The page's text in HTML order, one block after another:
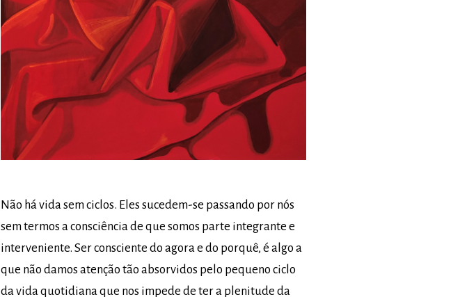
Não há vida sem ciclos. Eles sucedem-se passando por nós
sem termos a consciência de que somos parte integrante e
interveniente. Ser consciente do agora e do porquê, é algo a
que não damos atenção tão absorvidos pelo pequeno ciclo
da vida quotidiana que nos impede de ter a plenitude da